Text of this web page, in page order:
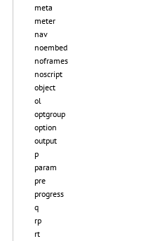
meta
meter
nav
noembed
noframes
noscript
object
ol
optgroup
option
output
p
param
pre
progress
q
rp
rt